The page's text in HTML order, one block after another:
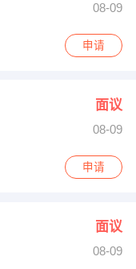
08-09
申请
面议
08-09
申请
面议
08-09